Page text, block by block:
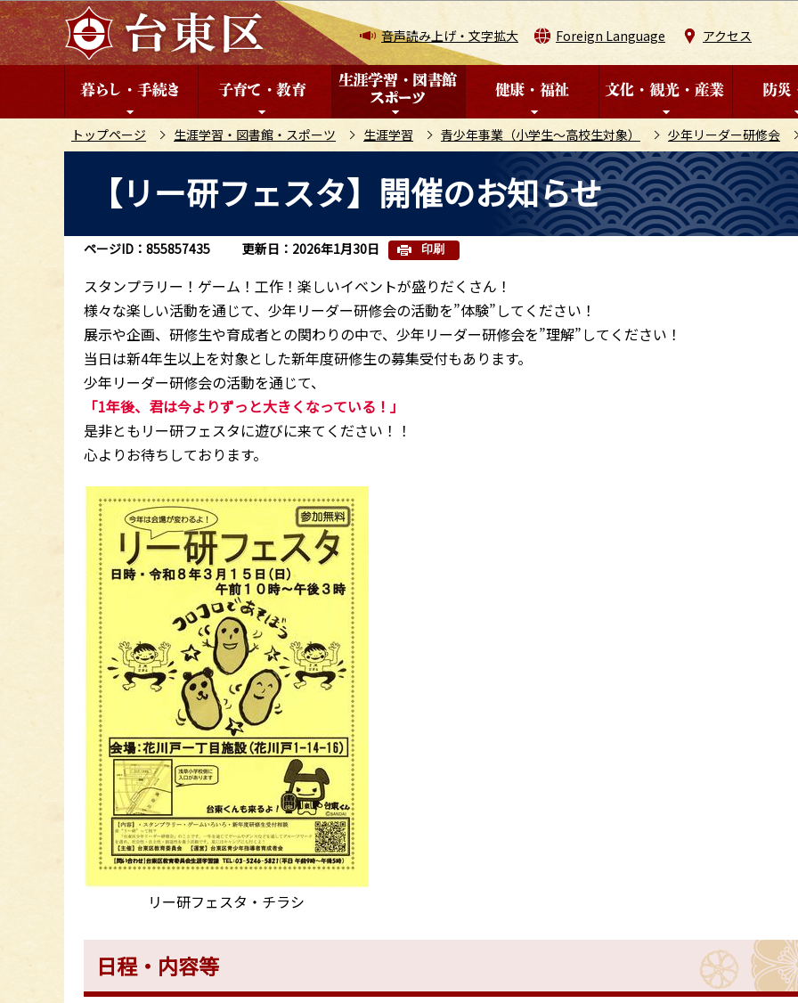
こ
の
ペ
音声読み上げ・文字拡大 Foreign Language アクセス
トップページ 生涯学習・図書館・スポーツ 生涯学習 青少年事業（小学生～高校生対象） 少年リーダー研修会
こ
【リー研フェスタ】開催のお知らせ
ページID：855857435 更新日：2026年1月30日 印刷
スタンプラリー！ゲーム！工作！楽しいイベントが盛りだくさん！
様々な楽しい活動を通じて、少年リーダー研修会の活動を”体験”してください！
展示や企画、研修生や育成者との関わりの中で、少年リーダー研修会を”理解”してください！
当日は新4年生以上を対象とした新年度研修生の募集受付もあります。
少年リーダー研修会の活動を通じて、
「1年後、君は今よりずっと大きくなっている！」
是非ともリー研フェスタに遊びに来てください！！
心よりお待ちしております。
リー研フェスタ・チラシ
日程・内容等